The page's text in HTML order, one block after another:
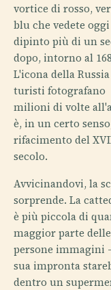
vortice di rosso,
blu che vedete
dipinto più di un
dopo, intorno al
L'icona della
turisti fotografano
milioni di volte
è, in un certo
rifacimento del
secolo.
Avvicinandovi, la
sorprende. La
è più piccola di
maggior parte delle
persone immagini
sua impronta
dentro un